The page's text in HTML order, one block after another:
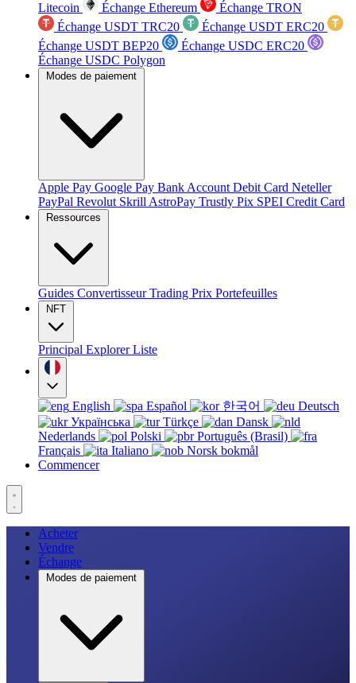
Litecoin
Échange Ethereum
Échange TRON
Échange USDT TRC20
Échange USDT ERC20
Échange USDT BEP20
Échange USDC ERC20
Échange USDC Polygon
Modes de paiement
Apple Pay Google Pay Bank Account Debit Card Neteller
PayPal Revolut Skrill AstroPay Trustly Pix SPEI Credit Card
Ressources
Guides ConvertisseurTrading Prix Portefeuilles
NFT
Principal ExplorerListe
English Español 한국어
Deutsch
Українська
Türkçe
Dansk
Nederlands
Polski
Português (Brasil)
Français
Italiano
Norsk bokmål
Commencer
Acheter
Vendre
Échange
Modes de paiement